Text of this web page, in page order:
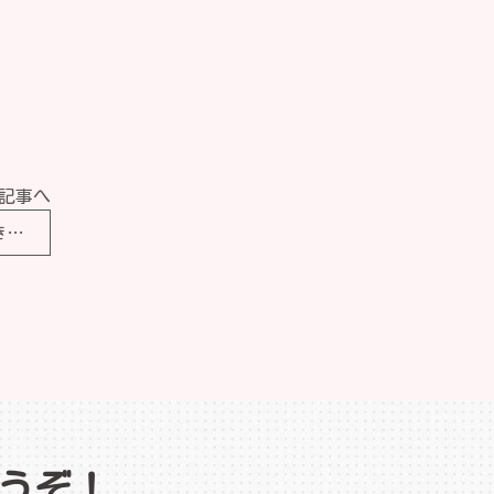
事へ
札幌・小樽FPニュース【専業主婦の私と共働きの弟。世帯年収は同じくらいなのに、手取りを聞いたら弟のほうが多かった！ なぜですか？】